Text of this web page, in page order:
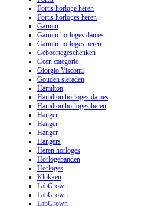
Fortis horloge heren
Fortis horloges heren
Garmin
Garmin horloges dames
Garmin horloges heren
Geboortegeschenken
Geen categorie
Giorgio Visconti
Gouden sieraden
Hamilton
Hamilton horloges dames
Hamilton horloges heren
Hanger
Hanger
Hanger
Hangers
Heren horloges
Horlogebanden
Horloges
Klokken
LabGrown
LabGrown
LabGrown